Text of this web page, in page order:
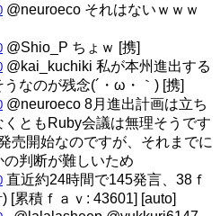
@neuroeco それはないｗｗｗ
@Shio_P ちょｗ [携]
@kai_kuchiki 私が本州進出する
なのが残念(´・ω・｀) [携]
@neuroeco 8月進出計画は立ち
ともRuby会議は無理そうです
売開始なのですが、それまでに
判断が難しいため
直近約24時間で145発言、38ｆ
[累積ｆａｖ: 43601] [auto]